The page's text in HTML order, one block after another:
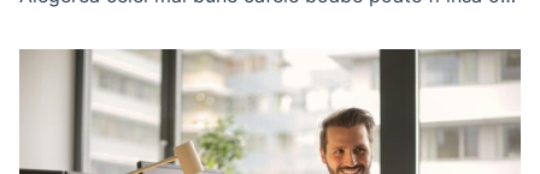
origini și procese de prăjire disponibile pe piață. În
acest ghid complet, vom explora cum să faci o
alegere informata pentru […]